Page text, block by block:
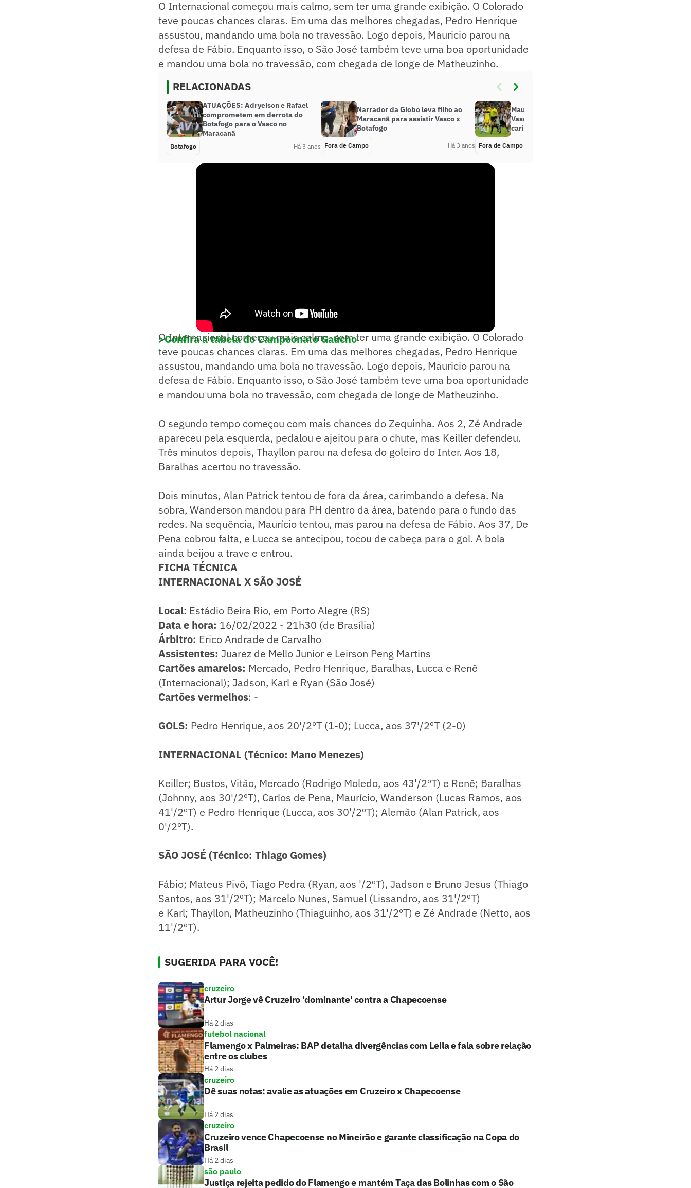
O Internacional começou mais calmo, sem ter uma grande exibição. O Colorado
teve poucas chances claras. Em uma das melhores chegadas, Pedro Henrique
assustou, mandando uma bola no travessão. Logo depois, Mauricio parou na
defesa de Fábio. Enquanto isso, o São José também teve uma boa oportunidade
e mandou uma bola no travessão, com chegada de longe de Matheuzinho.
RELACIONADAS
ATUAÇÕES: Adryelson e Rafael
comprometem em derrota do
Botafogo para o Vasco no
Maracanã
Botafogo Há 3 anos
Narrador da Globo leva filho ao
Maracanã para assistir Vasco x
Botafogo
Fora de Campo Há 3 anos
Mauro Cezar detona arbitragem de
Vasco x Botafogo: ‘Padrão futebol
carioca’
Fora de Campo
>Confira a tabela do Campeonato Gaúcho
O Internacional começou mais calmo, sem ter uma grande exibição. O Colorado
teve poucas chances claras. Em uma das melhores chegadas, Pedro Henrique
assustou, mandando uma bola no travessão. Logo depois, Mauricio parou na
defesa de Fábio. Enquanto isso, o São José também teve uma boa oportunidade
e mandou uma bola no travessão, com chegada de longe de Matheuzinho.
O segundo tempo começou com mais chances do Zequinha. Aos 2, Zé Andrade
apareceu pela esquerda, pedalou e ajeitou para o chute, mas Keiller defendeu.
Três minutos depois, Thayllon parou na defesa do goleiro do Inter. Aos 18,
Baralhas acertou no travessão.
Dois minutos, Alan Patrick tentou de fora da área, carimbando a defesa. Na
sobra, Wanderson mandou para PH dentro da área, batendo para o fundo das
redes. Na sequência, Maurício tentou, mas parou na defesa de Fábio. Aos 37, De
Pena cobrou falta, e Lucca se antecipou, tocou de cabeça para o gol. A bola
ainda beijou a trave e entrou.
FICHA TÉCNICA
INTERNACIONAL X SÃO JOSÉ
Local: Estádio Beira Rio, em Porto Alegre (RS)
Data e hora: 16/02/2022 - 21h30 (de Brasília)
Árbitro: Erico Andrade de Carvalho
Assistentes: Juarez de Mello Junior e Leirson Peng Martins
Cartões amarelos: Mercado, Pedro Henrique, Baralhas, Lucca e Renê
(Internacional); ​Jadson, Karl e Ryan (São José)
Cartões vermelhos: -
GOLS: Pedro Henrique, aos 20'/2ºT (1-0); Lucca, aos 37'/2ºT (2-0)
INTERNACIONAL (Técnico: Mano Menezes)
Keiller; Bustos, Vitão, Mercado (Rodrigo Moledo, aos 43'/2ºT) e Renê; Baralhas
(Johnny, aos 30'/2ºT), Carlos de Pena, Maurício, Wanderson (Lucas Ramos, aos
41'/2ºT) e Pedro Henrique (Lucca, aos 30'/2ºT); Alemão (Alan Patrick, aos
0'/2ºT).
SÃO JOSÉ (Técnico: Thiago Gomes)
​Fábio; Mateus Pivô, Tiago Pedra (Ryan, aos '/2ºT), Jadson e Bruno Jesus (Thiago
Santos, aos 31'/2ºT); Marcelo Nunes, Samuel (Lissandro, aos 31'/2ºT)
e Karl; Thayllon, Matheuzinho (Thiaguinho, aos 31'/2ºT) e Zé Andrade (Netto, aos
11'/2ºT).
SUGERIDA PARA VOCÊ!
cruzeiro
Artur Jorge vê Cruzeiro 'dominante' contra a Chapecoense
Há 2 dias
futebol nacional
Flamengo x Palmeiras: BAP detalha divergências com Leila e fala sobre relação
entre os clubes
Há 2 dias
cruzeiro
Dê suas notas: avalie as atuações em Cruzeiro x Chapecoense
Há 2 dias
cruzeiro
Cruzeiro vence Chapecoense no Mineirão e garante classificação na Copa do
Brasil
Há 2 dias
são paulo
Justiça rejeita pedido do Flamengo e mantém Taça das Bolinhas com o São